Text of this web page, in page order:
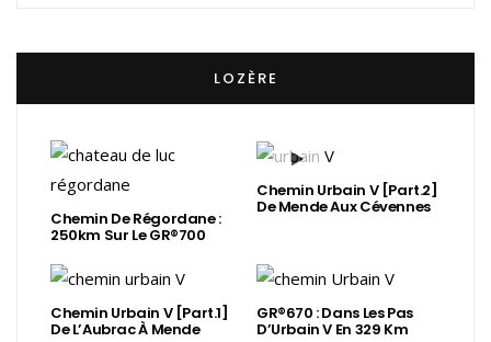
LOZÈRE
Chemin De Régordane :
250km Sur Le GR®700
Chemin Urbain V [Part.2]
De Mende Aux Cévennes
Chemin Urbain V [Part.1]
De L’Aubrac À Mende
GR®670 : Dans Les Pas
D’Urbain V En 329 Km